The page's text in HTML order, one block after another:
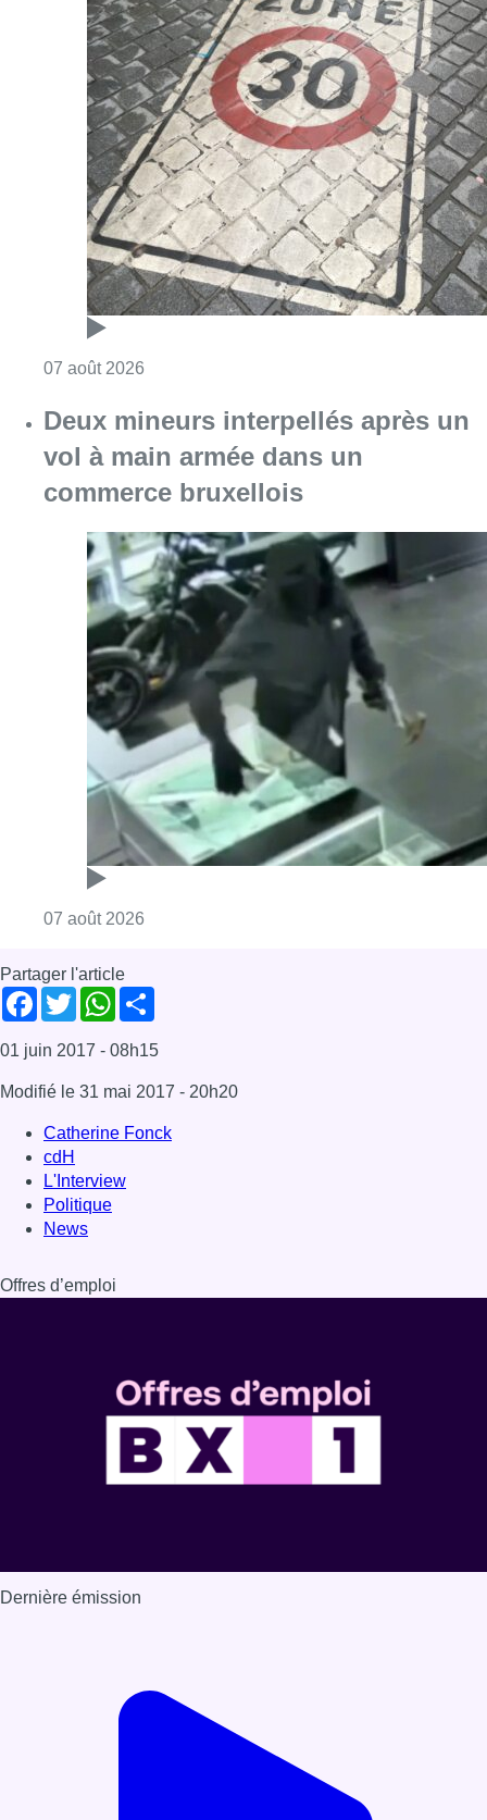
07 août 2026
Deux mineurs interpellés après un
vol à main armée dans un
commerce bruxellois
07 août 2026
Partager l'article
Facebook
TwitterWhatsApp
01 juin 2017 - 08h15
Modifié le 31 mai 2017 - 20h20
Catherine Fonck
cdH
L'Interview
Politique
News
Offres d’emploi
Dernière émission